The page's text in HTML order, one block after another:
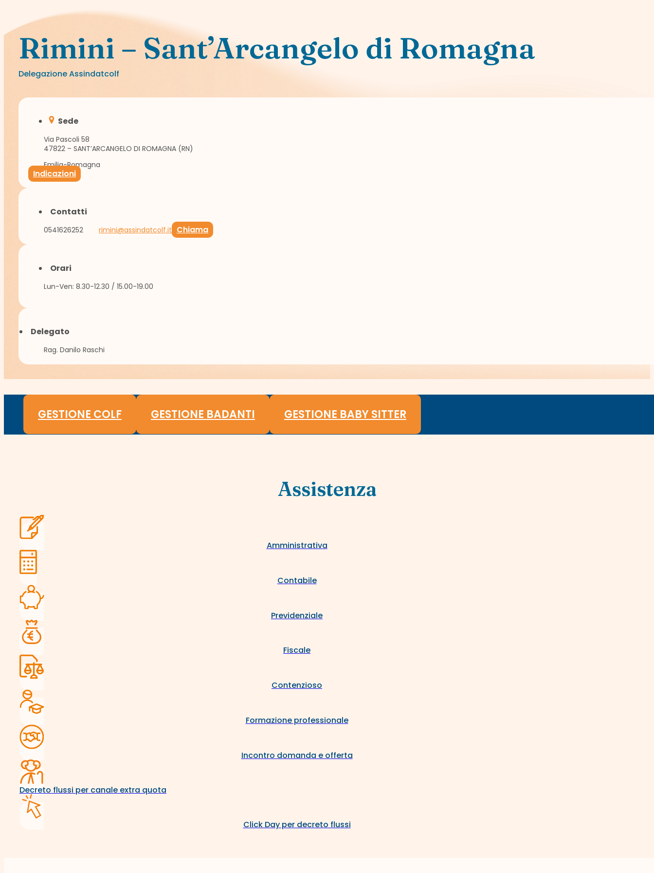
Rimini – Sant’Arcangelo di Romagna
Delegazione Assindatcolf
Sede
Via Pascoli 58
47822 – SANT’ARCANGELO DI ROMAGNA (RN)
Emilia-Romagna
Indicazioni
Contatti
0541626252 rimini@assindatcolf.it Chiama
Orari
Lun-Ven: 8.30-12.30 / 15.00-19.00
Delegato
Rag. Danilo Raschi
GESTIONE COLF GESTIONE BADANTI GESTIONE BABY SITTER
Assistenza
Amministrativa
Contabile
Previdenziale
Fiscale
Contenzioso
Formazione professionale
Incontro domanda e offerta
Decreto flussi per canale extra quota
Click Day per decreto flussi